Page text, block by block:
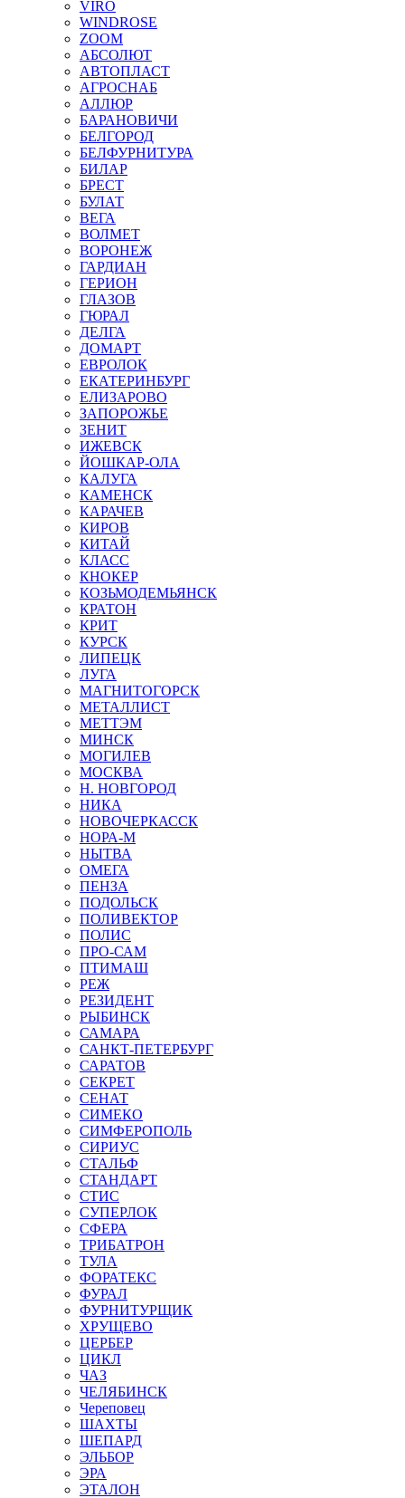
VIRO
WINDROSE
ZOOM
АБСОЛЮТ
АВТОПЛАСТ
АГРОСНАБ
АЛЛЮР
БАРАНОВИЧИ
БЕЛГОРОД
БЕЛФУРНИТУРА
БИЛАР
БРЕСТ
БУЛАТ
ВЕГА
ВОЛМЕТ
ВОРОНЕЖ
ГАРДИАН
ГЕРИОН
ГЛАЗОВ
ГЮРАЛ
ДЕЛГА
ДОМАРТ
ЕВРОЛОК
ЕКАТЕРИНБУРГ
ЕЛИЗАРОВО
ЗАПОРОЖЬЕ
ЗЕНИТ
ИЖЕВСК
ЙОШКАР-ОЛА
КАЛУГА
КАМЕНСК
КАРАЧЕВ
КИРОВ
КИТАЙ
КЛАСС
КНОКЕР
КОЗЬМОДЕМЬЯНСК
КРАТОН
КРИТ
КУРСК
ЛИПЕЦК
ЛУГА
МАГНИТОГОРСК
МЕТАЛЛИСТ
МЕТТЭМ
МИНСК
МОГИЛЕВ
МОСКВА
Н. НОВГОРОД
НИКА
НОВОЧЕРКАССК
НОРА-М
НЫТВА
ОМЕГА
ПЕНЗА
ПОДОЛЬСК
ПОЛИВЕКТОР
ПОЛИС
ПРО-САМ
ПТИМАШ
РЕЖ
РЕЗИДЕНТ
РЫБИНСК
САМАРА
САНКТ-ПЕТЕРБУРГ
САРАТОВ
СЕКРЕТ
СЕНАТ
СИМЕКО
СИМФЕРОПОЛЬ
СИРИУС
СТАЛЬФ
СТАНДАРТ
СТИС
СУПЕРЛОК
СФЕРА
ТРИБАТРОН
ТУЛА
ФОРАТЕКС
ФУРАЛ
ФУРНИТУРЩИК
ХРУЩЕВО
ЦЕРБЕР
ЦИКЛ
ЧАЗ
ЧЕЛЯБИНСК
Череповец
ШАХТЫ
ШЕПАРД
ЭЛЬБОР
ЭРА
ЭТАЛОН